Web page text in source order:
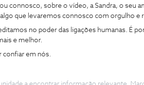
connosco, sobre o vídeo, a Sandra, o seu
que levaremos connosco com orgulho e
no poder das ligações humanas. É
e melhor.
confiar em nós.